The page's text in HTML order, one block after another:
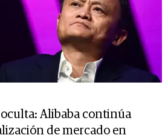
Alibaba continúa
de mercado en